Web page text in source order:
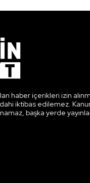
haber içerikleri izin
iktibas edilemez.
başka yerde